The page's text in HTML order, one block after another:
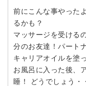
前にこんな事やった
るかも？
マッサージを受ける
分のお友達！パート
キャリアオイルを塗
お風呂に入った後、
睡！ どうでしょう・